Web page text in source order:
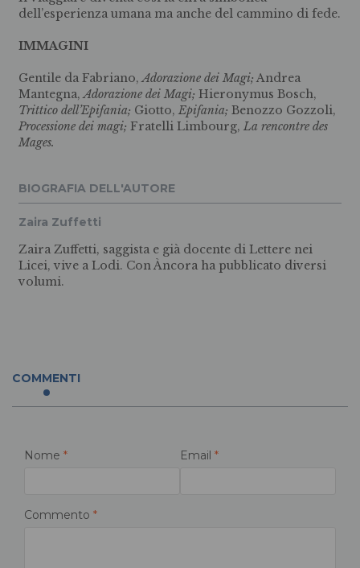
dell’esperienza umana ma anche del cammino di fede.
IMMAGINI
Gentile da Fabriano,Adorazione dei Magi; Andrea
Mantegna,Adorazione dei Magi; Hieronymus Bosch,
Trittico dell’Epifania; Giotto, Epifania; Benozzo Gozzoli,
Processione dei magi; Fratelli Limbourg, La rencontre des
Mages.
BIOGRAFIA DELL'AUTORE
Zaira Zuffetti
Zaira Zuffetti, saggista e già docente di Lettere nei
Licei, vive a Lodi. Con Àncora ha pubblicato diversi
volumi.
COMMENTI
Nome * Email *
Commento *